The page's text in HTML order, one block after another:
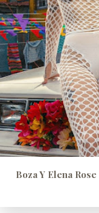
Boza Y Elena